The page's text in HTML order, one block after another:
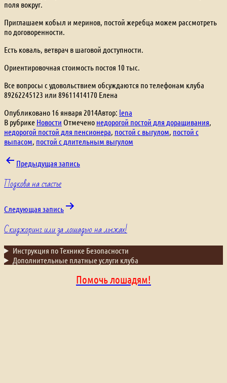
поля вокруг.
Приглашаем кобыл и меринов, постой жеребца можем рассмотреть
по договоренности.
Есть коваль, ветврач в шаговой доступности.
Ориентировочная стоимость постоя 10 тыс.
Все вопросы с удовольствием обсуждаются по телефонам клуба
89262245123 или 89611414170 Елена
Опубликовано 16 января 2014Автор: lena
В рубрике Новости Отмечено недорогой постой для доращивания,
недорогой постой для пенсионера, постой с выгулом, постой с
выпасом, постой с длительным выгулом
Навигация
по
записям
Предыдущая запись
Подкова на счастье
Следующая запись
Скиджоринг или за лошадью на лыжах!
Инструкция по Технике Безопасности
Дополнительные платные услуги клуба
Помочь лошадям!